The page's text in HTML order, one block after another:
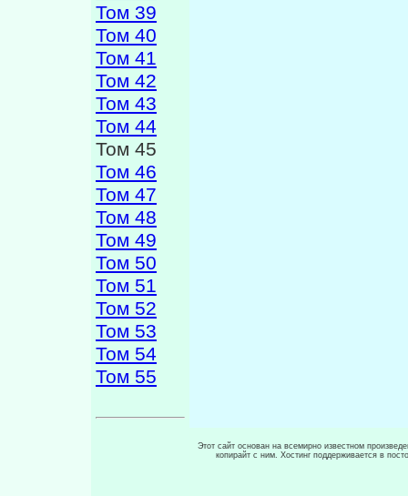
Том 39
Том 40
Том 41
Том 42
Том 43
Том 44
Том 45
Том 46
Том 47
Том 48
Том 49
Том 50
Том 51
Том 52
Том 53
Том 54
Том 55
Этот сайт основан на всемирно известном
копирайт с ним. Хостинг поддерживается в